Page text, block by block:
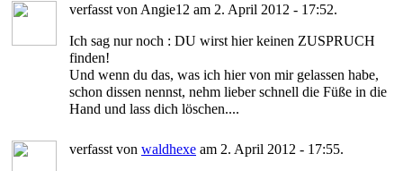
verfasst von Angie12 am 2. April 2012 - 17:52.
Ich sag nur noch : DU wirst hier keinen ZUSPRUCH
finden!
Und wenn du das, was ich hier von mir gelassen habe,
schon dissen nennst, nehm lieber schnell die Füße in die
Hand und lass dich löschen....
verfasst von waldhexe am 2. April 2012 - 17:55.